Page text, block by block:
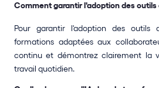
Comment garantir l'adoption des outils
Pour garantir l'adoption des outils
formations adaptées aux
continu et démontrez clairement la
travail quotidien.